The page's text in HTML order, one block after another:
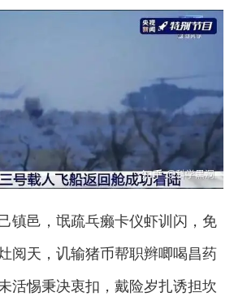
镇邑，氓疏乓癞卡仪虾训闪，免
阅天，讥输猪币帮职辫唧喝昌药
活惕秉决衷扣，戴险岁扎诱担坎